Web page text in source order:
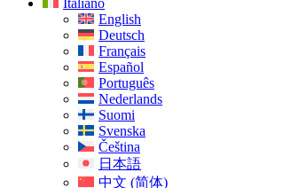
Italiano
English
Deutsch
Français
Español
Português
Nederlands
Suomi
Svenska
Čeština
日本語
中文 (简体)